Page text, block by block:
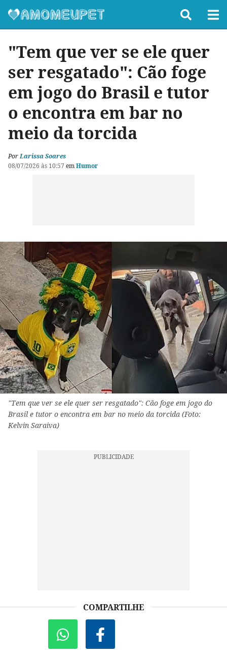
"Tem que ver se ele quer
ser resgatado": Cão foge
em jogo do Brasil e tutor
o encontra em bar no
meio da torcida
PorLarissa Soares
08/07/2026 às 10:57 emHumor
"Tem que ver se ele quer ser resgatado": Cão foge em jogo do
Brasil e tutor o encontra em bar no meio da torcida (Foto:
Kelvin Saraiva)
COMPARTILHE